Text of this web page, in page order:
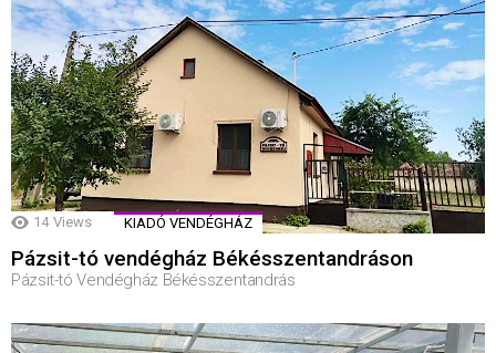
14 Views KIADÓ VENDÉGHÁZ
Pázsit-tó vendégház Békésszentandráson
Pázsit-tó Vendégház Békésszentandrás